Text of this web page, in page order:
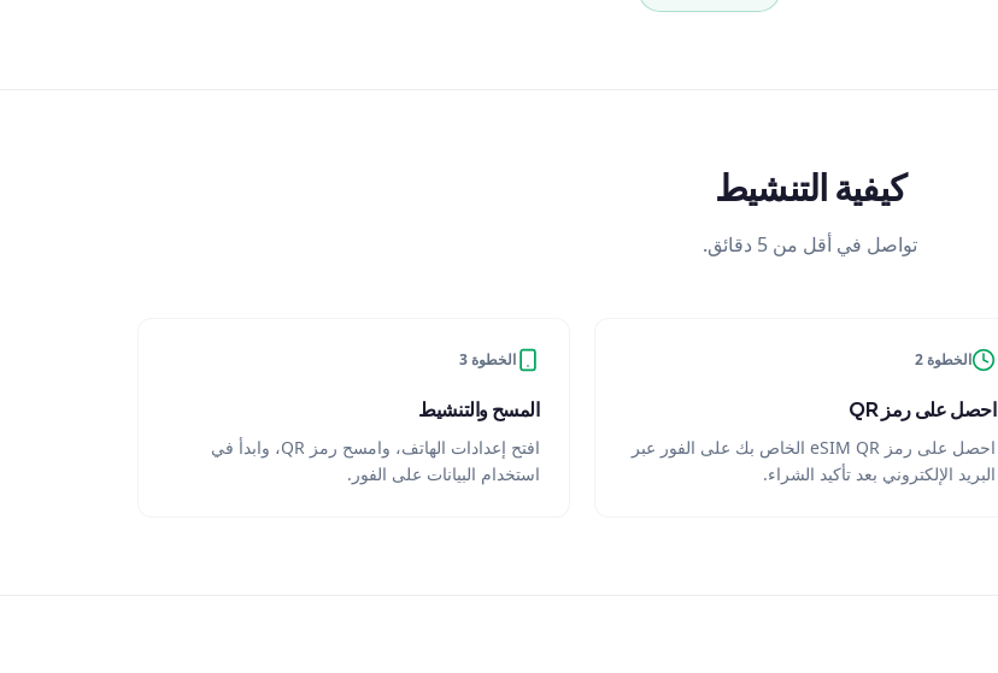
كيفية التنشيط
تواصل في أقل من 5 دقائق.
الخطوة 2
احصل على رمز QR
احصل على رمز eSIM QR الخاص بك على الفور عبر
البريد الإلكتروني بعد تأكيد الشراء.
الخطوة 3
المسح والتنشيط
افتح إعدادات الهاتف، وامسح رمز QR، وابدأ في
استخدام البيانات على الفور.